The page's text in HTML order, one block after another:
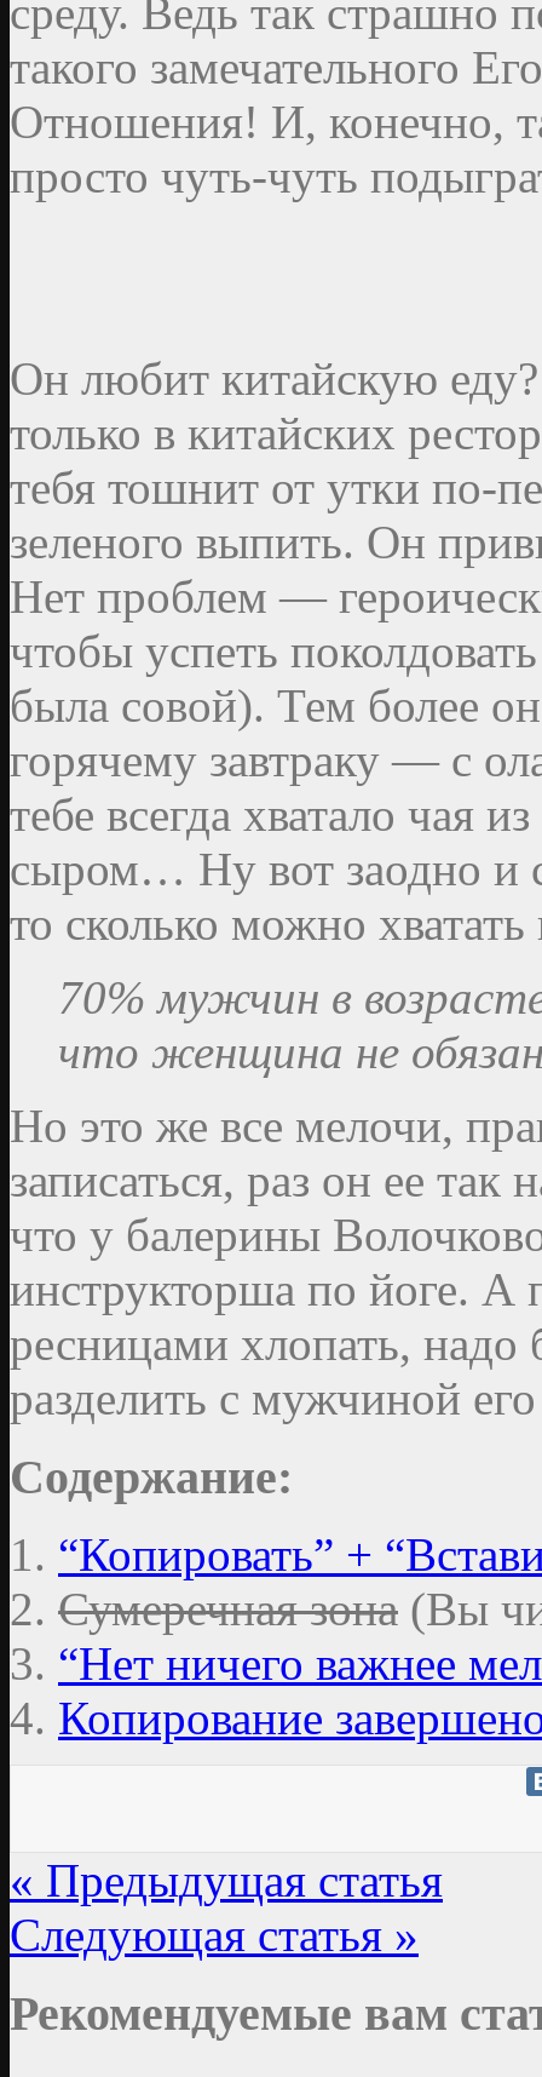
среду. Ведь так страшно
такого замечательного
Отношения! И, конечно,
просто чуть-чуть
Он любит китайскую
только в китайских
тебя тошнит от утки по-
зеленого выпить. Он
Нет проблем —
чтобы успеть
была совой). Тем более
горячему завтраку — с
тебе всегда хватало чая
сыром… Ну вот заодно и
то сколько можно
70% мужчин в
что женщина не
Но это же все мелочи,
записаться, раз он ее так
что у балерины
инструкторша по йоге. А
ресницами хлопать, надо
разделить с мужчиной
Содержание:
1. “Копировать” +
2. Сумеречная зона (Вы
3. “Нет ничего важнее
4. Копирование
« Предыдущая статья
Следующая статья »
Рекомендуемые вам